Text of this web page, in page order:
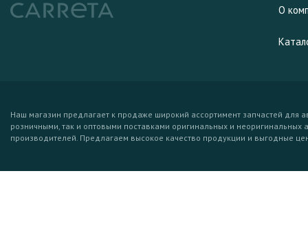
О
Наш магазин предлагает к продаже широкий ассортимент запчастей для
розничными, так и оптовыми поставками оригинальных и неоригинальных
производителей. Предлагаем высокое качество продукции и выгодные